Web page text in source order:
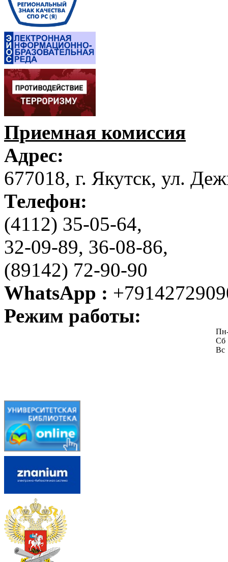
Приемная комиссия
Адрес:
677018, г. Якутск, ул.
Телефон:
(4112) 35-05-64,
32-09-89, 36-08-86,
(89142) 72-90-90
WhatsApp :
Режим работы:
Сб
Вс